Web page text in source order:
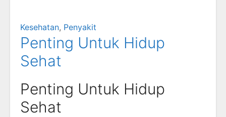
Kesehatan, Penyakit
Penting Untuk Hidup
Sehat
Penting Untuk Hidup
Sehat